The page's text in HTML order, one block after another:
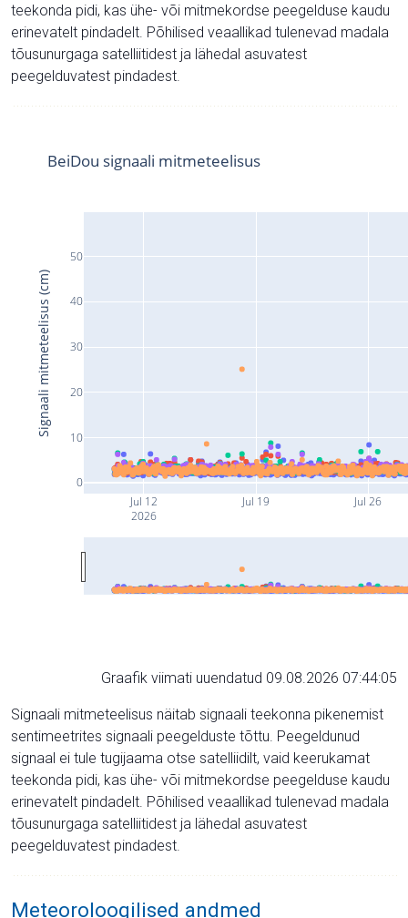
teekonda pidi, kas ühe- või mitmekordse peegelduse kaudu
erinevatelt pindadelt. Põhilised veaallikad tulenevad madala
tõusunurgaga satelliitidest ja lähedal asuvatest
peegelduvatest pindadest.
Jul 12
2026
Jul 19 Jul 26
0
10
20
30
40
50
BeiDou signaali mitmeteelisus
Signaali mitmeteelisus (cm)
Graafik viimati uuendatud 09.08.2026 07:44:05
Signaali mitmeteelisus näitab signaali teekonna pikenemist
sentimeetrites signaali peegelduste tõttu. Peegeldunud
signaal ei tule tugijaama otse satelliidilt, vaid keerukamat
teekonda pidi, kas ühe- või mitmekordse peegelduse kaudu
erinevatelt pindadelt. Põhilised veaallikad tulenevad madala
tõusunurgaga satelliitidest ja lähedal asuvatest
peegelduvatest pindadest.
Meteoroloogilised andmed